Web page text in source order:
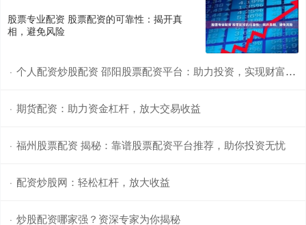
股票专业配资 股票配资的可靠性：揭开真
相，避免风险
· 个人配资炒股配资 邵阳股票配资平台：助力投资，实现财富梦想
· 期货配资：助力资金杠杆，放大交易收益
· 福州股票配资 揭秘：靠谱股票配资平台推荐，助你投资无忧
· 配资炒股网：轻松杠杆，放大收益
· 炒股配资哪家强？资深专家为你揭秘